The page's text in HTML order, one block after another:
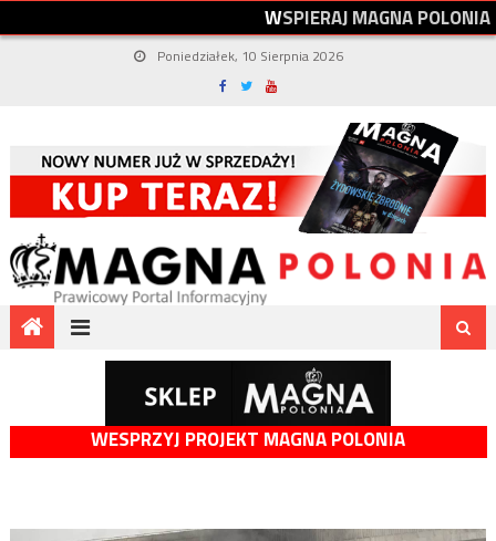
WSPIERAJMAGNAPOLONIA
Poniedziałek, 10 Sierpnia 2026
WESPRZYJ PROJEKT MAGNA POLONIA